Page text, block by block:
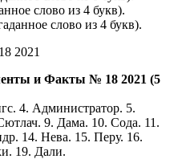
слово из 4 букв).
слово из 4 букв).
и Факты № 18 2021 (5
4. Администратор. 5.
9. Дама. 10. Сода. 11.
14. Нева. 15. Перу. 16.
19. Дали.